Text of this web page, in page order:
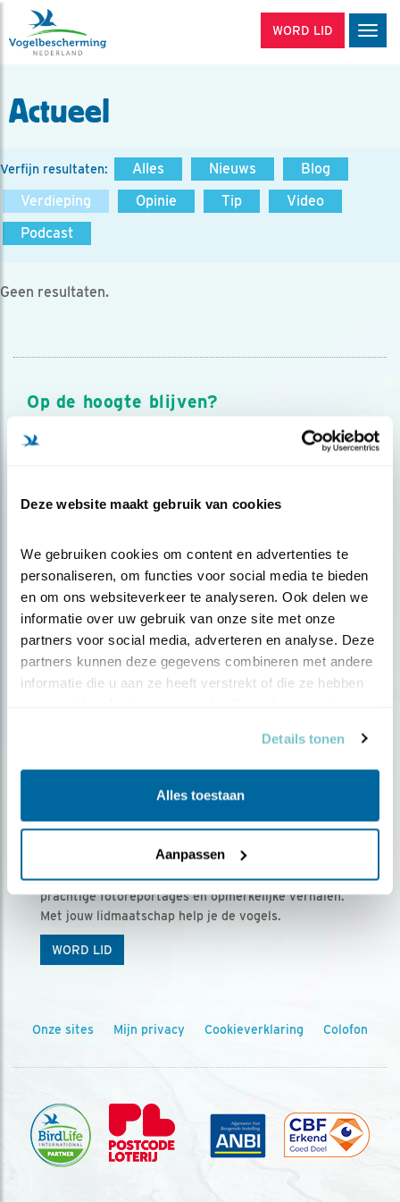
Deze website maakt gebruik van cookies
We gebruiken cookies om content en advertenties te
personaliseren, om functies voor social media te bieden
en om ons websiteverkeer te analyseren. Ook delen we
informatie over uw gebruik van onze site met onze
partners voor social media, adverteren en analyse. Deze
partners kunnen deze gegevens combineren met andere
informatie die u aan ze heeft verstrekt of die ze hebben
Details tonen
Alles toestaan
Aanpassen
WORD LID
Actueel
Verfijn resultaten: Alles Nieuws
Blog
Verdieping
Opinie Tip
Video
Podcast
Geen resultaten.
Op de hoogte blijven?
Meld je aan en ontvang nieuws, inspiratie, acties en tips
over vogels en activiteiten van Vogelbescherming.
Ontvang 5 x Vogels voor € 36,00 per jaar
Vogels is het tijdschrift voor onze leden, met
prachtige fotoreportages en opmerkelijke verhalen.
Met jouw lidmaatschap help je de vogels.
WORD LID
Onze sites Mijn privacy Cookieverklaring Colofon